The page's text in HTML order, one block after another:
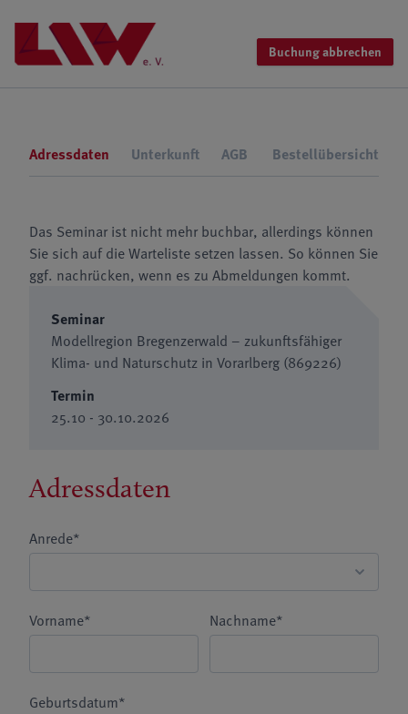
Buchung abbrechen
Adressdaten Unterkunft AGB Bestellübersicht
Das Seminar ist nicht mehr buchbar, allerdings können
Sie sich auf die Warteliste setzen lassen. So können Sie
ggf. nachrücken, wenn es zu Abmeldungen kommt.
Seminar
Modellregion Bregenzerwald – zukunftsfähiger
Klima- und Naturschutz in Vorarlberg (869226)
Termin
25.10 - 30.10.2026
Adressdaten
Anrede*
Vorname* Nachname*
Geburtsdatum*